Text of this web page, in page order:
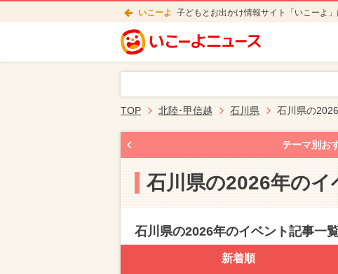
いこーよ 子どもとお出かけ情報サイト「いこーよ
TOP 北陸･甲信越 石川県 石川県の
テーマ別お
石川県の2026年の
石川県の2026年のイベント記事一
新着順